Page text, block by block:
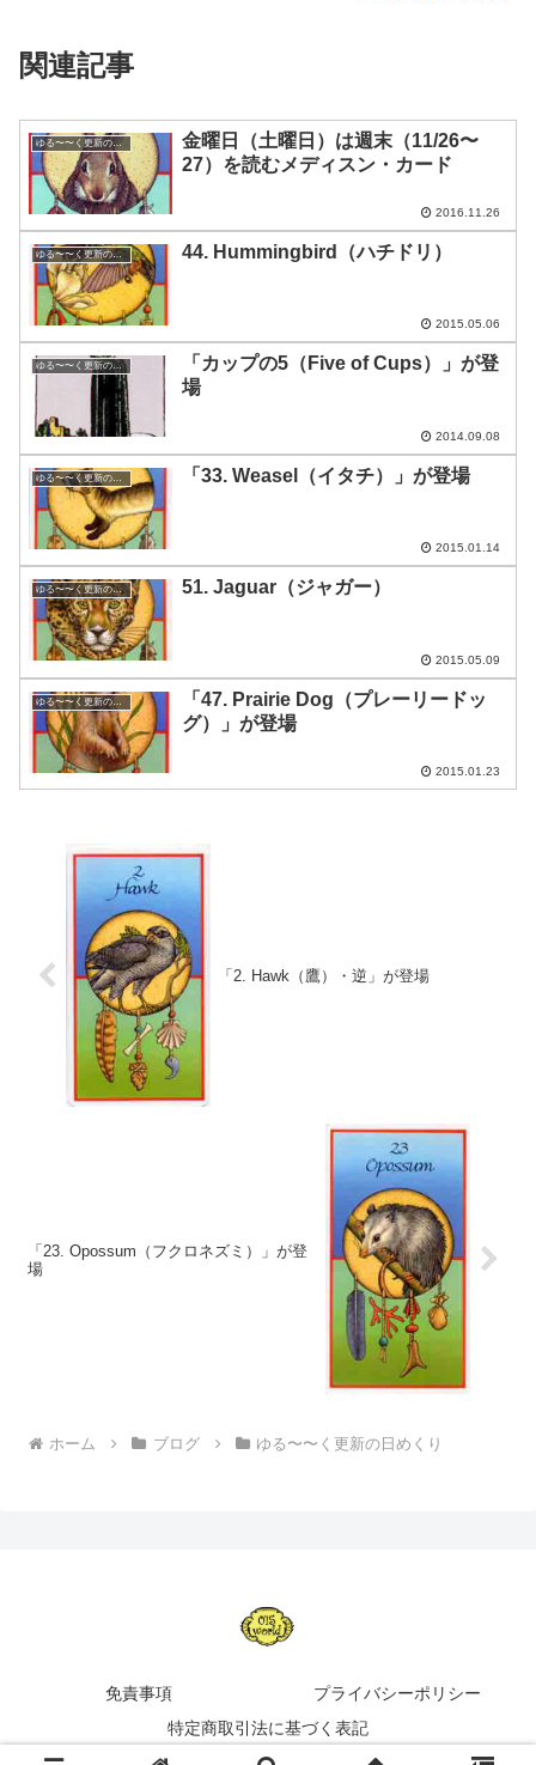
関連記事
ゆる〜〜く更新の日めくり
金曜日（土曜日）は週末（11/26〜
27）を読むメディスン・カード
2016.11.26
ゆる〜〜く更新の日めくり 44. Hummingbird（ハチドリ）
2015.05.06
ゆる〜〜く更新の日めくり
「カップの5（Five of Cups）」が登
場
2014.09.08
ゆる〜〜く更新の日めくり 「33. Weasel（イタチ）」が登場
2015.01.14
ゆる〜〜く更新の日めくり 51. Jaguar（ジャガー）
2015.05.09
ゆる〜〜く更新の日めくり
「47. Prairie Dog（プレーリードッ
グ）」が登場
2015.01.23
「2. Hawk（鷹）・逆」が登場
「23. Opossum（フクロネズミ）」が登
場
ホーム ブログ ゆる〜〜く更新の日めくり
免責事項
プライバシーポリシー
特定商取引法に基づく表記